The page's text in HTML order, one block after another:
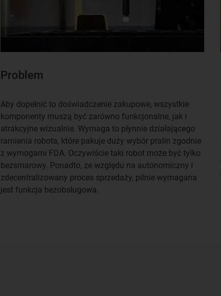
Problem
Aby dopełnić to doświadczenie zakupowe, wszystkie
komponenty muszą być zarówno funkcjonalne, jak i
atrakcyjne wizualnie. Wymaga to płynnie działającego
ramienia robota, które pakuje duży wybór pralin zgodnie
z wymogami FDA. Oczywiście taki robot może być tylko
bezsmarowy. Ponadto, ze względu na autonomiczny i
zdecentralizowany proces sprzedaży, pilnie wymagana
jest funkcja bezobsługowa.